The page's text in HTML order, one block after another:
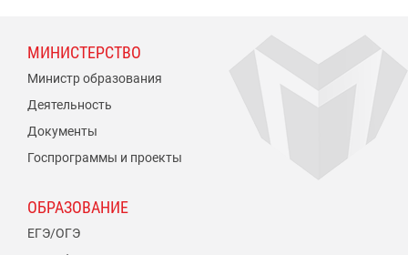
МИНИСТЕРСТВО
Министр образования
Деятельность
Документы
Госпрограммы и проекты
ОБРАЗОВАНИЕ
ЕГЭ/ОГЭ